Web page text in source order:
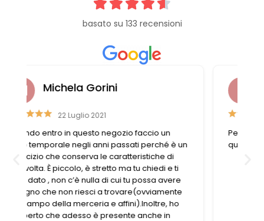
basato su 133 recensioni
Laura Casali
6 Aprile 2023
Personale gentile e disponibile, trovo sempre
quello di cui ho bisogno